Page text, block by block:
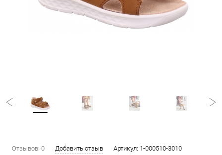
Отзывов: 0 Добавить отзыв Артикул: 1-000510-3010